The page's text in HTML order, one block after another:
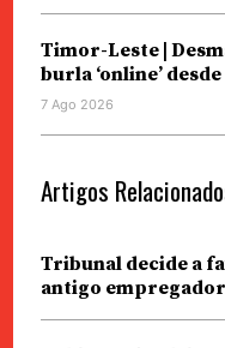
Timor-Leste |
burla ‘online’
7 Ago 2026
Artigos
Tribunal decide a
antigo empregador